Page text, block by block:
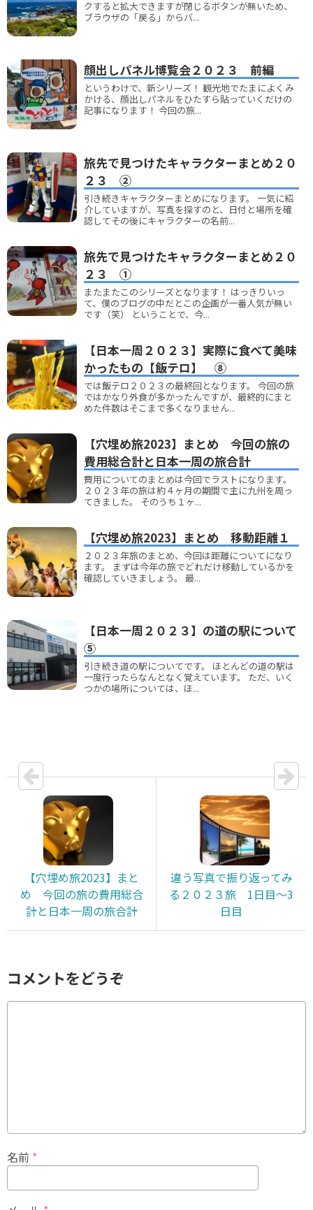
クすると拡大できますが閉じるボタンが無いため、
ブラウザの「戻る」からバ...
顔出しパネル博覧会２０２３ 前編
というわけで、新シリーズ！ 観光地でたまによくみ
かける、顔出しパネルをひたすら貼っていくだけの
記事になります！ 今回の旅...
旅先で見つけたキャラクターまとめ２０
２３ ②
引き続きキャラクターまとめになります。 一気に紹
介していますが、写真を探すのと、日付と場所を確
認してその後にキャラクターの名前...
旅先で見つけたキャラクターまとめ２０
２３ ①
またまたこのシリーズとなります！ はっきりいっ
て、僕のブログの中だとこの企画が一番人気が無い
です（笑） ということで、今...
【日本一周２０２３】実際に食べて美味
かったもの【飯テロ】 ⑧
では飯テロ２０２３の最終回となります。 今回の旅
ではかなり外食が多かったんですが、最終的にまと
めた件数はそこまで多くなりません...
【穴埋め旅2023】まとめ 今回の旅の
費用総合計と日本一周の旅合計
費用についてのまとめは今回でラストになります。
２０２３年の旅は約４ヶ月の期間で主に九州を周っ
てきました。 そのうち１ヶ...
【穴埋め旅2023】まとめ 移動距離１
２０２３年旅のまとめ、今回は距離についてになり
ます。 まずは今年の旅でどれだけ移動しているかを
確認していきましょう。 最...
【日本一周２０２３】の道の駅について
⑤
引き続き道の駅についてです。 ほとんどの道の駅は
一度行ったらなんとなく覚えています。 ただ、いく
つかの場所については、ほ...
【穴埋め旅2023】まと
め 今回の旅の費用総合
計と日本一周の旅合計
違う写真で振り返ってみ
る２０２３旅 1日目～3
日目
コメントをどうぞ
名前 *